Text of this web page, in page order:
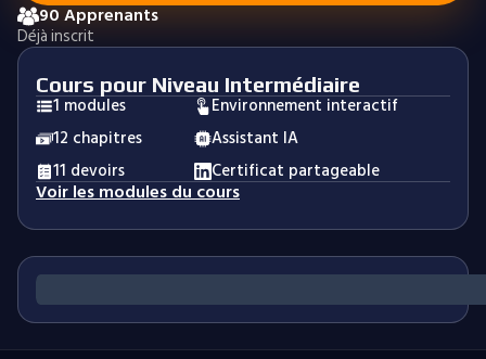
90 Apprenants
Déjà inscrit
Cours pour Niveau Intermédiaire
1 modules
Environnement interactif
12 chapitres
Assistant IA
11 devoirs
Certificat partageable
Voir les modules du cours